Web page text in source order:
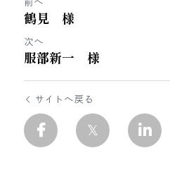
鶴見 様
次へ
服部新一 様
サイトへ戻る